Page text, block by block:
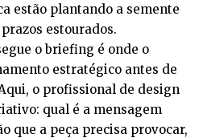
estão plantando a semente
estourados.
o briefing é onde o
estratégico antes de
o profissional de design
qual é a mensagem
que a peça precisa provocar,